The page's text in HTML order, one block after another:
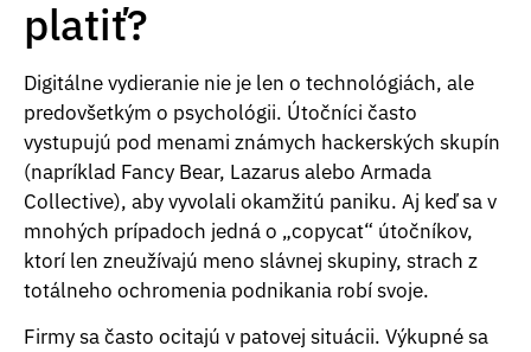
platiť?
Digitálne vydieranie nie je len o technológiách, ale
predovšetkým o psychológii. Útočníci často
vystupujú pod menami známych hackerských skupín
(napríklad Fancy Bear, Lazarus alebo Armada
Collective), aby vyvolali okamžitú paniku. Aj keď sa v
mnohých prípadoch jedná o „copycat“ útočníkov,
ktorí len zneužívajú meno slávnej skupiny, strach z
totálneho ochromenia podnikania robí svoje.
Firmy sa často ocitajú v patovej situácii. Výkupné sa